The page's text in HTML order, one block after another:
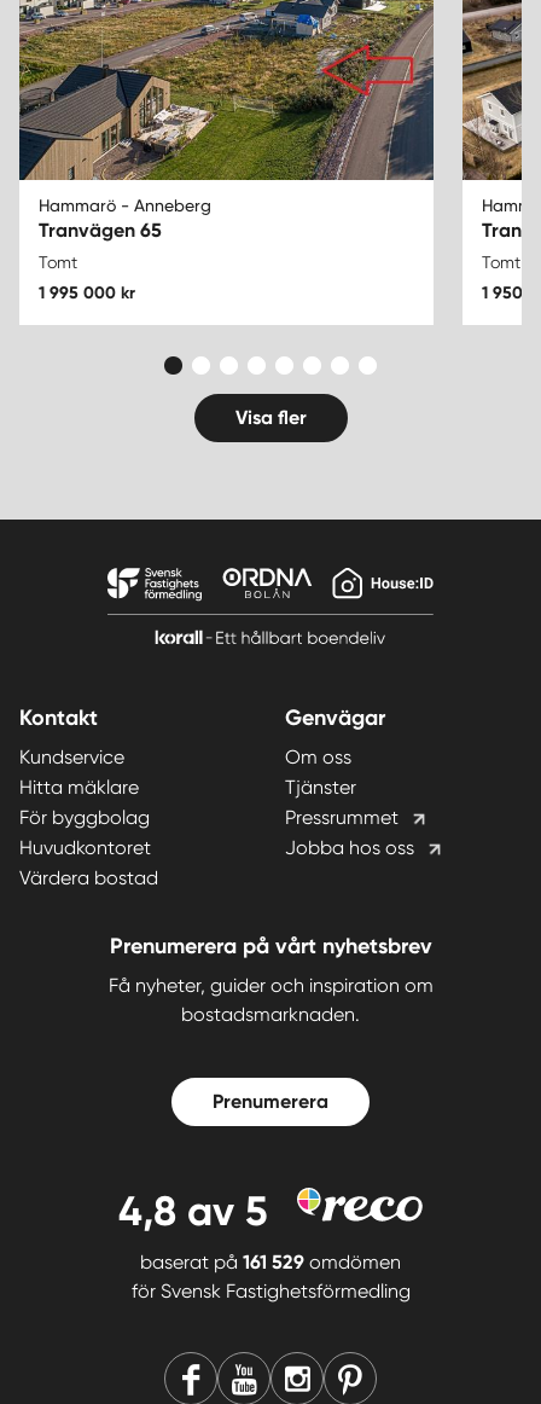
Hammarö - Anneberg
Tranvägen 65
Tomt
1 995 000 kr
Tomt
1 950
Visa fler
Kontakt
Kundservice
Hitta mäklare
För byggbolag
Huvudkontoret
Värdera bostad
Genvägar
Om oss
Tjänster
Pressrummet
Jobba hos oss
Prenumerera på vårt nyhetsbrev
Få nyheter, guider och inspiration om
bostadsmarknaden.
Prenumerera
4,8 av 5
baserat på 161 529 omdömen
för Svensk Fastighetsförmedling